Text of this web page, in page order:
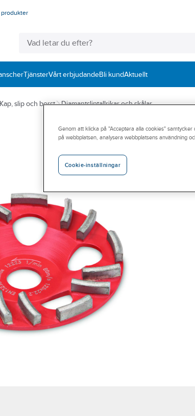
produkter
TjänsterVårt erbjudandeBli kundAktuellt
Kap, slip och borst Diamantsliptallrikar och skålar
Genom att klicka på "Acceptera alla cookies"
på webbplatsen, analysera webbplatsens användning
Cookie-inställningar